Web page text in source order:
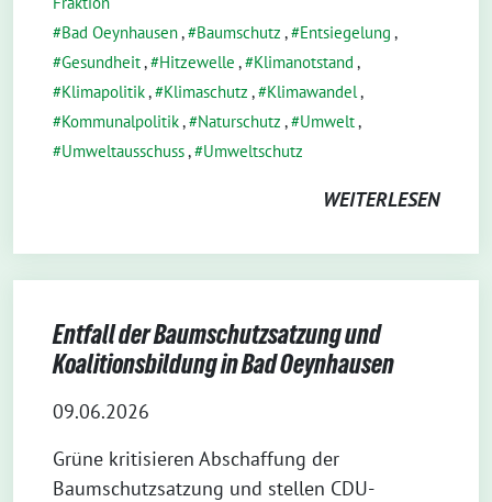
Bad Oeynhausen, Baumschutz , Entsiegelung ,
Gesundheit, Hitzewelle , Klimanotstand ,
Klimapolitik, Klimaschutz , Klimawandel,
Kommunalpolitik, Naturschutz , Umwelt,
Umweltausschuss, Umweltschutz
WEITERLESEN
Entfall der Baumschutzsatzung und
Koalitionsbildung in Bad Oeynhausen
09.06.2026
Grüne kritisieren Abschaffung der
Baumschutzsatzung und stellen CDU-